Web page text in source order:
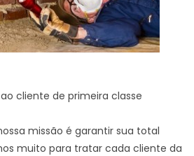
cliente de primeira classe
missão é garantir sua total
muito para tratar cada cliente da